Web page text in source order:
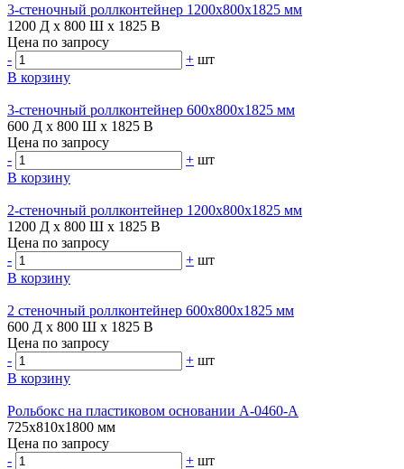
3-стеночный роллконтейнер 1200х800х1825 мм
1200 Д x 800 Ш x 1825 В
Цена по запросу
-
+ шт
В корзину
3-стеночный роллконтейнер 600х800х1825 мм
600 Д x 800 Ш x 1825 В
Цена по запросу
-
+ шт
В корзину
2-стеночный роллконтейнер 1200х800х1825 мм
1200 Д x 800 Ш x 1825 В
Цена по запросу
-
+ шт
В корзину
2 стеночный роллконтейнер 600х800х1825 мм
600 Д x 800 Ш x 1825 В
Цена по запросу
-
+ шт
В корзину
Рольбокс на пластиковом основании A-0460-А
725х810х1800 мм
Цена по запросу
-
+ шт